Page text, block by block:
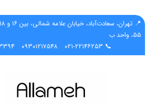
۵۵، واحد ب
📞 ۰۲۱-۲۲۱۴۶۲۵۳
۰۹۳۰۱۲۱۷۵۴۸